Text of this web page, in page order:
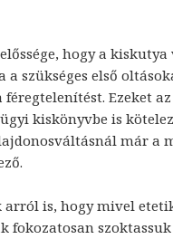
hogy a kiskutya
a szükséges első
Ezeket
kiskönyvbe is
már a
arról is, hogy mivel
fokozatosan